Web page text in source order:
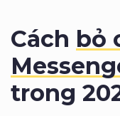
Cách bỏ
trong